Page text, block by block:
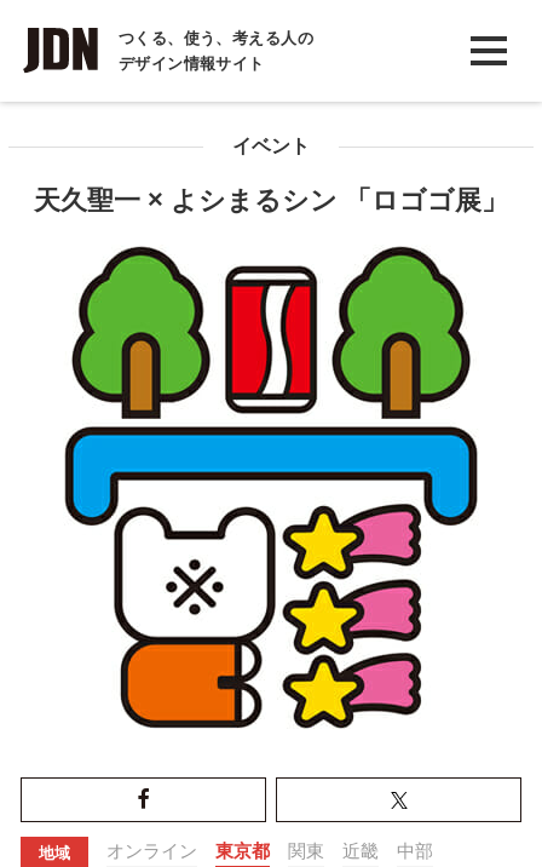
つくる、使う、考える人の
デザイン情報サイト
INTERVIEW
インタビュー
コラム
イベント
天久聖一 × よシまるシン 「ロゴゴ展」
地域 オンライン 東京都 関東 近畿 中部